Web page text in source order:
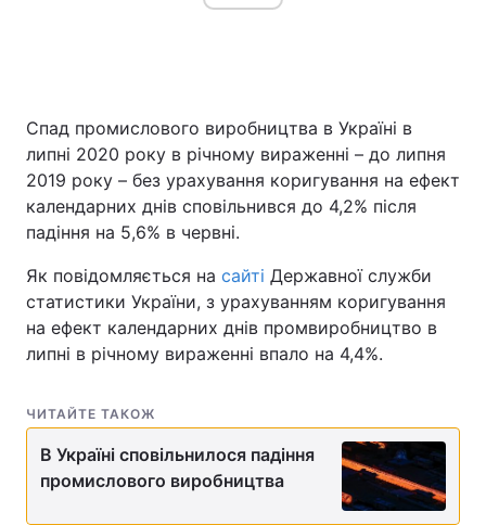
Спад промислового виробництва в Україні в
липні 2020 року в річному вираженні – до липня
2019 року – без урахування коригування на ефект
календарних днів сповільнився до 4,2% після
падіння на 5,6% в червні.
Як повідомляється на сайті Державної служби
статистики України, з урахуванням коригування
на ефект календарних днів промвиробництво в
липні в річному вираженні впало на 4,4%.
ЧИТАЙТЕ ТАКОЖ
В Україні сповільнилося падіння
промислового виробництва